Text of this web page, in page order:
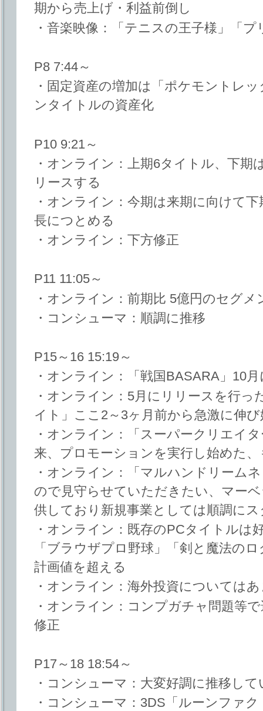
期から売上げ・利益前倒し
・音楽映像：「テニスの王子様」「
P8 7:44～
・固定資産の増加は「ポケモントレ
ンタイトルの資産化
P10 9:21～
・オンライン：上期6タイトル、下期
リースする
・オンライン：今期は来期に向けて
長につとめる
・オンライン：下方修正
P11 11:05～
・オンライン：前期比 5億円のセグ
・コンシューマ：順調に推移
P15～16 15:19～
・オンライン：「戦国BASARA」10
・オンライン：5月にリリースを行っ
イト」ここ2～3ヶ月前から急激に伸
・オンライン：「スーパークリエイ
来、プロモーションを実行し始めた
・オンライン：「マルハンドリーム
ので見守らせていただきたい、マー
供しており新規事業としては順調にス
・オンライン：既存のPCタイトルは
「ブラウザプロ野球」「剣と魔法の
計画値を超える
・オンライン：海外投資については
・オンライン：コンプガチャ問題等
修正
P17～18 18:54～
・コンシューマ：大変好調に推移して
・コンシューマ：3DS「ルーンファ